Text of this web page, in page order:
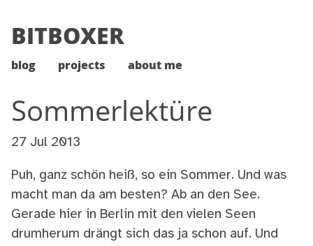
BITBOXER
blog projects about me
Sommerlektüre
27 Jul 2013
Puh, ganz schön heiß, so ein Sommer. Und was
macht man da am besten? Ab an den See.
Gerade hier in Berlin mit den vielen Seen
drumherum drängt sich das ja schon auf. Und